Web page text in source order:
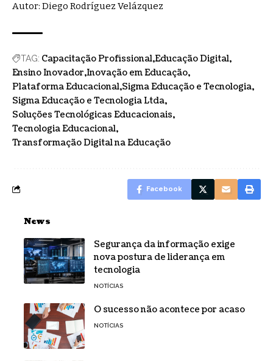
Autor: Diego Rodríguez Velázquez
TAG: Capacitação Profissional Educação Digital
Ensino Inovador Inovação em Educação
Plataforma Educacional Sigma Educação e Tecnologia
Sigma Educação e Tecnologia Ltda
Soluções Tecnológicas Educacionais
Tecnologia Educacional
Transformação Digital na Educação
Facebook
News
Segurança da informação exige
nova postura de liderança em
tecnologia
NOTÍCIAS
O sucesso não acontece por acaso
NOTÍCIAS